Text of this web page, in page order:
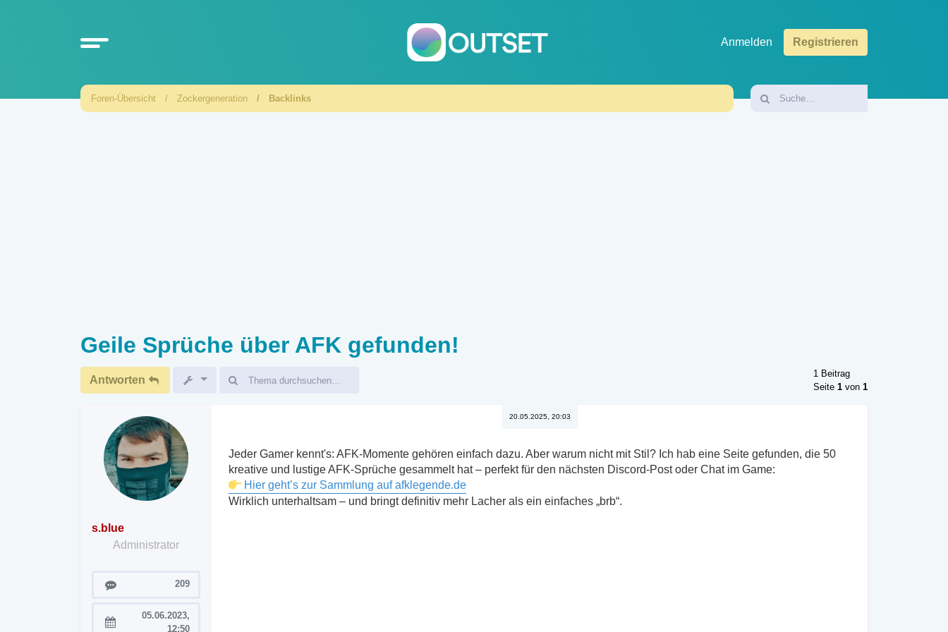
Anmelden Registrieren
Foren-Übersicht Zockergeneration Backlinks
Geile Sprüche über AFK gefunden!
Antworten
1 Beitrag
Seite1 von1
s.blue
Administrator
Beiträge 209
Registriert:
05.06.2023,
12:50
20.05.2025, 20:03
Jeder Gamer kennt's: AFK-Momente gehören einfach dazu. Aber warum nicht mit Stil? Ich hab eine Seite gefunden, die 50
kreative und lustige AFK-Sprüche gesammelt hat – perfekt für den nächsten Discord-Post oder Chat im Game:
Hier geht’s zur Sammlung auf afklegende.de
Wirklich unterhaltsam – und bringt definitiv mehr Lacher als ein einfaches „brb“.